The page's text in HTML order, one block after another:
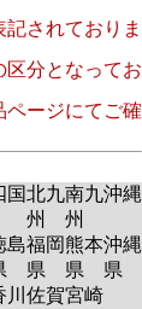
記されておりま
区分となってお
ページにてご確
国北九
州
南九
州
沖縄
島
川
福岡
県
佐賀
熊本
県
宮崎
沖縄
県